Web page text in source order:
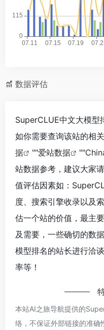
数据评估
SuperCLUE中文大模型
如你需要查询该站的相
据
""爱站数据 ""
站数据参考，建议大家
值评估因素如：
度、搜索引擎收录以及
估一个站的价值，最主
及需要，一些确切的数
模型排名的站长进行洽
率等！
本站AI之旅导航提供的
络，不保证外部链接的准确